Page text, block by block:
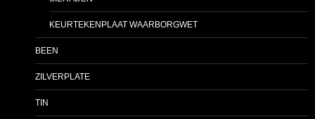
KEURTEKENPLAAT WAARBORGWET
BEEN
ZILVERPLATE
TIN